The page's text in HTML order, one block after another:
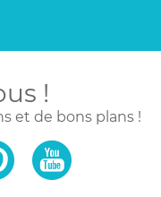
!
et de bons plans !